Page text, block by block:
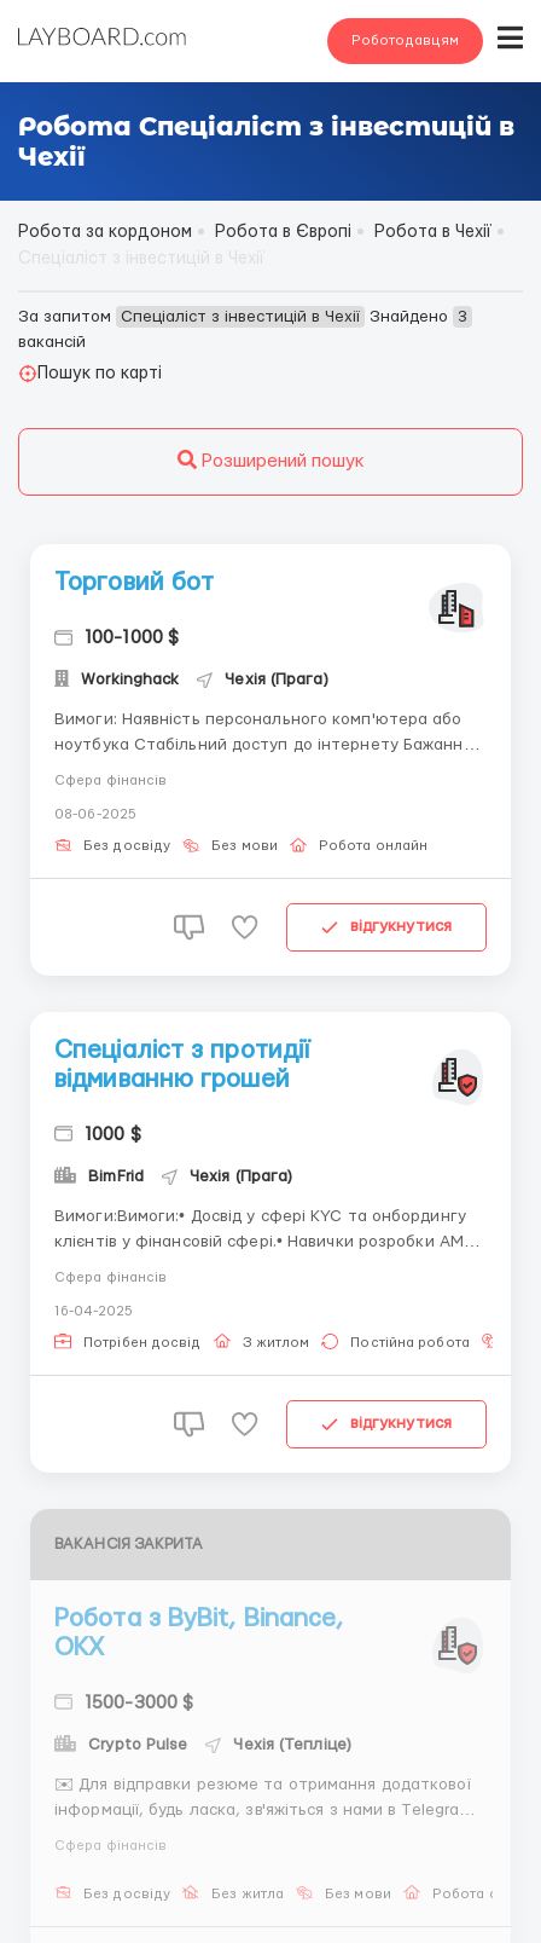
Роботодавцям
Робота Спеціаліст з інвестицій в
Чехії
Робота за кордоном Робота в Європі
Робота в Чехії
За запитом Спеціаліст з інвестицій в Чехії Знайдено
3
вакансій
Пошук по карті
Розширений пошук
Торговий бот
100-1000 $
Workinghack Чехія (Прага)
Вимоги: Наявність персонального комп'ютера або
ноутбука Стабільний доступ до інтернету Бажання
світу Умови роботи: Робота з торговим ботом, який
автоматично здійснює угоди Дохід залеж...
Сфера фінансів
08-06-2025
Без досвіду Без мови Робота онлайн
відгукнутися
Спеціаліст з протидії
відмиванню грошей
1000 $
BimFrid Чехія (Прага)
Вимоги:Вимоги:• Досвід у сфері KYC та онбордингу
клієнтів у фінансовій сфері.• Навички розробки AML-
сертифікації в сфері AML, ACAMS — у пріоритеті.•
Розуміння нормативних ви...
Сфера фінансів
16-04-2025
Потрібен досвід З житлом Постійна робота
відгукнутися
ВАКАНСІЯ ЗАКРИТА
Робота з ByBit, Binance,
OKX
1500-3000 $
Crypto Pulse Чехія (Тепліце)
✉️ Для відправки резюме та отримання додаткової
інформації, будь ласка, зв'яжіться з нами в Telegram:
послугах та інвестиціях. Наша місія - надати нашим
Сфера фінансів
Без досвіду Без житла Без мови Робота онлайн